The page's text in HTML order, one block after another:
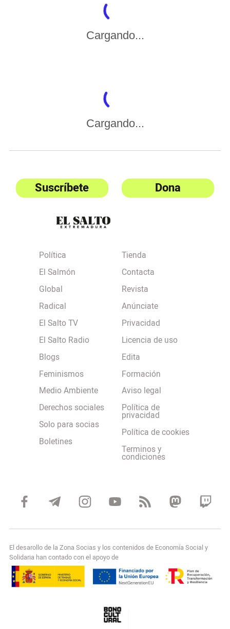
Cargando...
Cargando...
Suscríbete Dona
Política
El Salmón
Global
Radical
El Salto TV
El Salto Radio
Blogs
Feminismos
Medio Ambiente
Derechos sociales
Solo para socias
Boletines
Tienda
Contacta
Revista
Anúnciate
Privacidad
Licencia de uso
Edita
Formación
Aviso legal
Política de
privacidad
Política de cookies
Terminos y
condiciones
El desarollo de la Zona Socias y los contenidos de Economía Social y
Solidaria han contado con el apoyo de